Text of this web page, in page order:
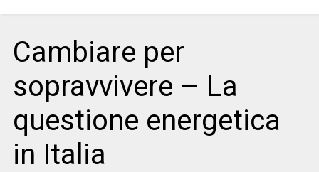
Cambiare per
sopravvivere – La
questione energetica
in Italia